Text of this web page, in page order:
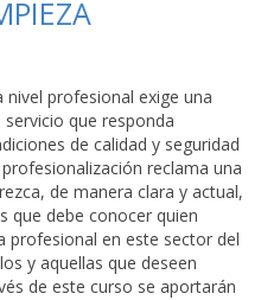
nivel profesional exige una
que responda
de calidad y seguridad
reclama una
de manera clara y actual,
que debe conocer quien
profesional en este sector del
y aquellas que deseen
de este curso se aportarán